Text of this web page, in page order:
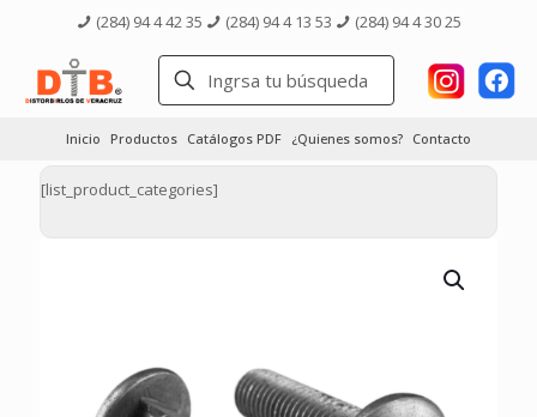
(284) 94 4 42 35 (284) 94 4 13 53 (284) 94 4 30 25
Inicio Productos Catálogos PDF ¿Quienes somos? Contacto
[list_product_categories]